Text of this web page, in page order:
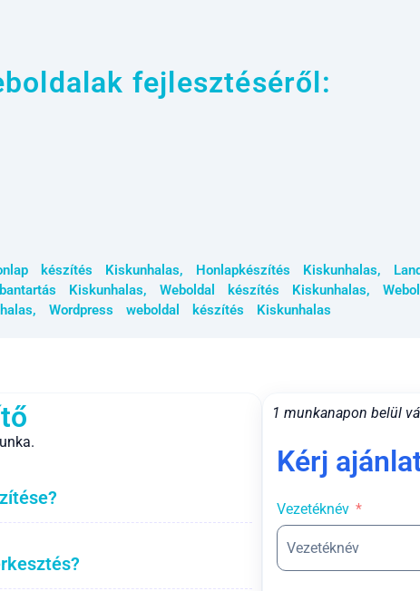
fejlesztéséről:
készítés Kiskunhalas, Honlapkészítés Kiskunhalas,
Kiskunhalas, Weboldal készítés Kiskunhalas,
, Wordpress weboldal készítés Kiskunhalas
1 munkanapon belül
Kérj
Vezetéknév